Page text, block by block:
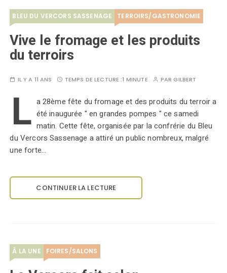
BLEU DU VERCORS SASSENAGE TERROIRS/GASTRONOMIE
Vive le fromage et les produits
du terroirs
IL Y A 11 ANS TEMPS DE LECTURE :1 MINUTE PARGILBERT
L a 28ème fête du fromage et des produits du terroir a
été inaugurée " en grandes pompes " ce samedi
matin. Cette fête, organisée par la confrérie du Bleu
du Vercors Sassenage a attiré un public nombreux, malgré
une forte…
CONTINUER LA LECTURE
À LA UNE FOIRES/SALONS